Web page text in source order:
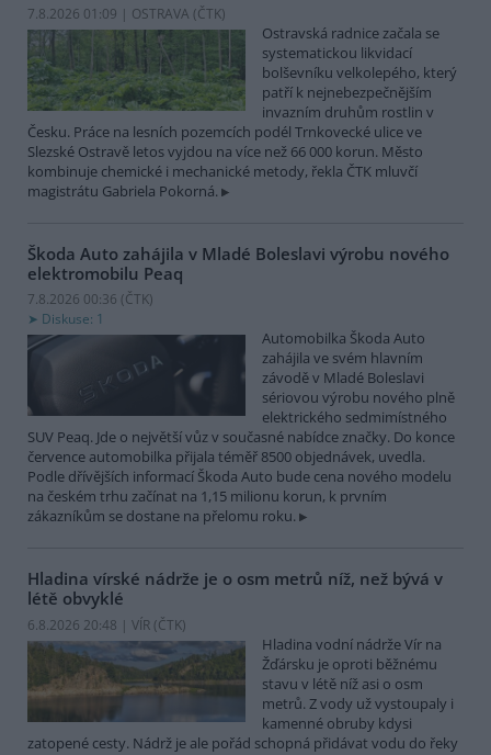
7.8.2026 01:09 | OSTRAVA (ČTK)
Ostravská radnice začala se
systematickou likvidací
bolševníku velkolepého, který
patří k nejnebezpečnějším
invazním druhům rostlin v
Česku. Práce na lesních pozemcích podél Trnkovecké ulice ve
Slezské Ostravě letos vyjdou na více než 66 000 korun. Město
kombinuje chemické i mechanické metody, řekla ČTK mluvčí
magistrátu Gabriela Pokorná.
Škoda Auto zahájila v Mladé Boleslavi výrobu nového
elektromobilu Peaq
7.8.2026 00:36 (ČTK)
Diskuse: 1
Automobilka Škoda Auto
zahájila ve svém hlavním
závodě v Mladé Boleslavi
sériovou výrobu nového plně
elektrického sedmimístného
SUV Peaq. Jde o největší vůz v současné nabídce značky. Do konce
července automobilka přijala téměř 8500 objednávek, uvedla.
Podle dřívějších informací Škoda Auto bude cena nového modelu
na českém trhu začínat na 1,15 milionu korun, k prvním
zákazníkům se dostane na přelomu roku.
Hladina vírské nádrže je o osm metrů níž, než bývá v
létě obvyklé
6.8.2026 20:48 | VÍR (ČTK)
Hladina vodní nádrže Vír na
Žďársku je oproti běžnému
stavu v létě níž asi o osm
metrů. Z vody už vystoupaly i
kamenné obruby kdysi
zatopené cesty. Nádrž je ale pořád schopná přidávat vodu do řeky